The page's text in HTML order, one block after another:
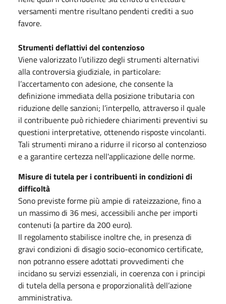
versamenti mentre risultano pendenti crediti a suo
favore.
Strumenti deflattivi del contenzioso
Viene valorizzato l’utilizzo degli strumenti alternativi
alla controversia giudiziale, in particolare:
l’accertamento con adesione, che consente la
definizione immediata della posizione tributaria con
riduzione delle sanzioni; l’interpello, attraverso il quale
il contribuente può richiedere chiarimenti preventivi su
questioni interpretative, ottenendo risposte vincolanti.
Tali strumenti mirano a ridurre il ricorso al contenzioso
e a garantire certezza nell'applicazione delle norme.
Misure di tutela per i contribuenti in condizioni di
difficoltà
Sono previste forme più ampie di rateizzazione, fino a
un massimo di 36 mesi, accessibili anche per importi
contenuti (a partire da 200 euro).
Il regolamento stabilisce inoltre che, in presenza di
gravi condizioni di disagio socio-economico certificate,
non potranno essere adottati provvedimenti che
incidano su servizi essenziali, in coerenza con i principi
di tutela della persona e proporzionalità dell’azione
amministrativa.